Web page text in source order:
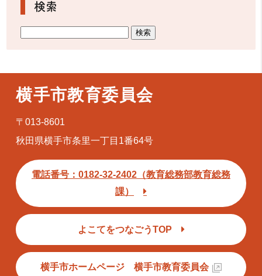
検索
横手市教育委員会
〒013-8601
秋田県横手市条里一丁目1番64号
電話番号：0182-32-2402（教育総務部教育総務
課）
よこてをつなごうTOP
横手市ホームページ 横手市教育委員会